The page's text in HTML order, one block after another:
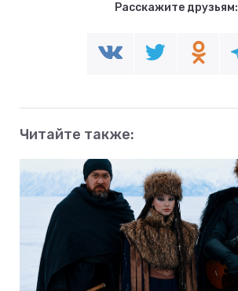
Расскажите друзьям:
Читайте также: